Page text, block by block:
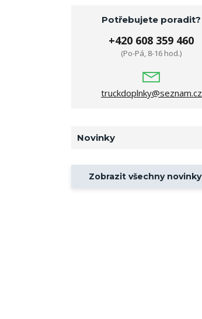
Potřebujete poradit?
+420 608 359 460
(Po-Pá, 8-16 hod.)
truckdoplnky@seznam.cz
Novinky
Zobrazit všechny novinky